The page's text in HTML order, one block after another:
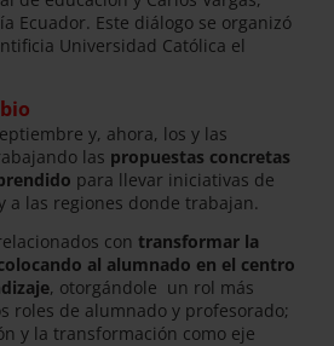
Ecuador. Este diálogo se organizó
Universidad Católica el
y, ahora, los y las
las propuestas concretas
para llevar iniciativas de
a las regiones donde trabajan.
con transformar la
al alumnado en el centro
, otorgándole un rol más
roles de alumnado y profesorado;
y la transformación como eje